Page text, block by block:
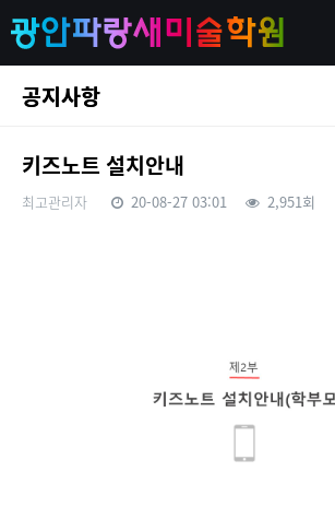
공지사항
키즈노트 설치안내
최고관리자 20-08-27 03:01 2,951회